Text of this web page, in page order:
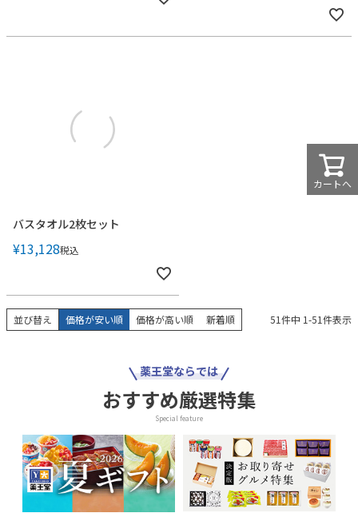
バスタオル2枚セット
¥13,128税込
並び替え 価格が安い順 価格が高い順 新着順 51件中 1-51件表示
カートへ
薬王堂ならでは
おすすめ厳選特集
Special feature